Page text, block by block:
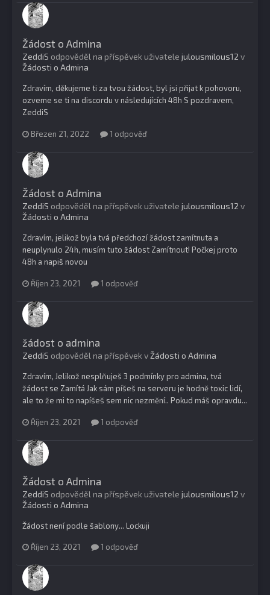
Žádost o Admina
ZeddiS odpověděl na příspěvek uživatele julousmilous12 v
Žádosti o Admina
Zdravím, děkujeme ti za tvou žádost, byl jsi přijat k pohovoru,
ozveme se ti na discordu v následujících 48h S pozdravem,
ZeddiS
Březen 21, 2022 1 odpověď
Žádost o Admina
ZeddiS odpověděl na příspěvek uživatele julousmilous12 v
Žádosti o Admina
Zdravím, jelikož byla tvá předchozí žádost zamítnuta a
neuplynulo 24h, musím tuto žádost Zamítnout! Počkej proto
48h a napiš novou
Říjen 23, 2021 1 odpověď
žádost o admina
ZeddiS odpověděl na příspěvek vŽádosti o Admina
Zdravím, Jelikož nesplňuješ 3 podmínky pro admina, tvá
žádost se Zamítá Jak sám píšeš na serveru je hodně toxic lidí,
ale to že mi to napíšeš sem nic nezmění.. Pokud máš opravdu...
Říjen 23, 2021 1 odpověď
Žádost o Admina
ZeddiS odpověděl na příspěvek uživatele julousmilous12 v
Žádosti o Admina
Žádost není podle šablony... Lockuji
Říjen 23, 2021 1 odpověď